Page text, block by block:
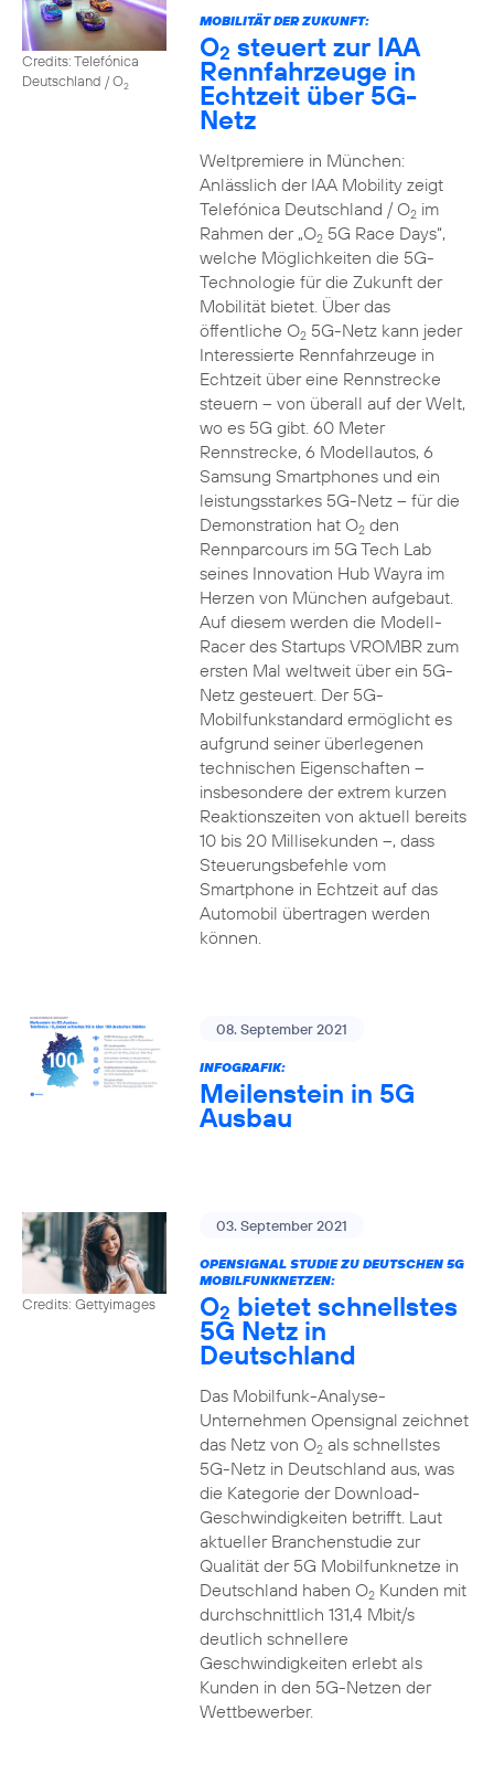
Credits: Telefónica
Deutschland / O2
MOBILITÄT DER ZUKUNFT:
O2 steuert zur IAA
Rennfahrzeuge in
Echtzeit über 5G-
Netz
Weltpremiere in München:
Anlässlich der IAA Mobility zeigt
Telefónica Deutschland / O2im
Rahmen der „O25G Race Days“,
welche Möglichkeiten die 5G-
Technologie für die Zukunft der
Mobilität bietet. Über das
öffentliche O25G-Netz kann jeder
Interessierte Rennfahrzeuge in
Echtzeit über eine Rennstrecke
steuern – von überall auf der Welt,
wo es 5G gibt. 60 Meter
Rennstrecke, 6 Modellautos, 6
Samsung Smartphones und ein
leistungsstarkes 5G-Netz – für die
Demonstration hat O2den
Rennparcours im 5G Tech Lab
seines Innovation Hub Wayra im
Herzen von München aufgebaut.
Auf diesem werden die Modell-
Racer des Startups VROMBR zum
ersten Mal weltweit über ein 5G-
Netz gesteuert. Der 5G-
Mobilfunkstandard ermöglicht es
aufgrund seiner überlegenen
technischen Eigenschaften –
insbesondere der extrem kurzen
Reaktionszeiten von aktuell bereits
10 bis 20 Millisekunden –, dass
Steuerungsbefehle vom
Smartphone in Echtzeit auf das
Automobil übertragen werden
können.
08. September 2021
INFOGRAFIK:
Meilenstein in 5G
Ausbau
Credits: Gettyimages
03. September 2021
OPENSIGNAL STUDIE ZU DEUTSCHEN 5G
MOBILFUNKNETZEN:
O2 bietet schnellstes
5G Netz in
Deutschland
Das Mobilfunk-Analyse-
Unternehmen Opensignal zeichnet
das Netz von O2als schnellstes
5G-Netz in Deutschland aus, was
die Kategorie der Download-
Geschwindigkeiten betrifft. Laut
aktueller Branchenstudie zur
Qualität der 5G Mobilfunknetze in
Deutschland haben O2Kunden mit
durchschnittlich 131,4 Mbit/s
deutlich schnellere
Geschwindigkeiten erlebt als
Kunden in den 5G-Netzen der
Wettbewerber.